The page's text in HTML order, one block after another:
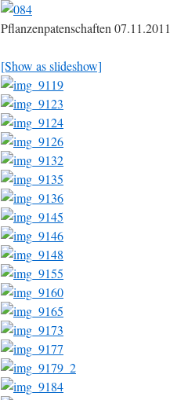
Pflanzenpatenschaften 07.11.2011
[Show as slideshow]